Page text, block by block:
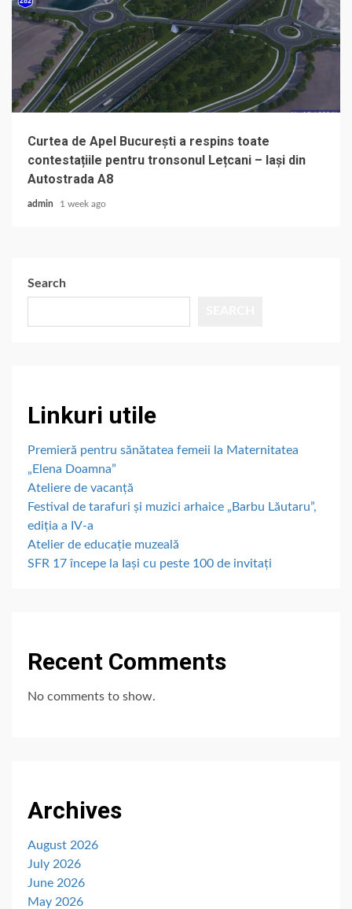
Curtea de Apel București a respins toate
contestațiile pentru tronsonul Lețcani – Iași din
Autostrada A8
admin 1 week ago
Search
Linkuri utile
Premieră pentru sănătatea femeii la Maternitatea
„Elena Doamna”
Ateliere de vacanță
Festival de tarafuri și muzici arhaice „Barbu Lăutaru”,
ediția a IV-a
Atelier de educație muzeală
SFR 17 începe la Iași cu peste 100 de invitați
Recent Comments
No comments to show.
Archives
August 2026
July 2026
June 2026
May 2026